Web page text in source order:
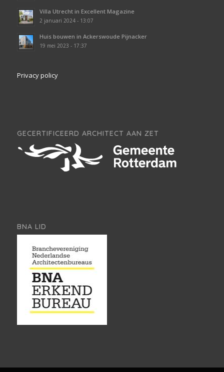
Villa Utrecht in Excellent Magazine
2 januari 2024 - 13:07
Huis bouwen in Ackerswoude Pijnacker
19 mei 2023 - 17:37
Privacy policy
GECERTIFICEERD ARCHITECT AAN ZET
BNA LID